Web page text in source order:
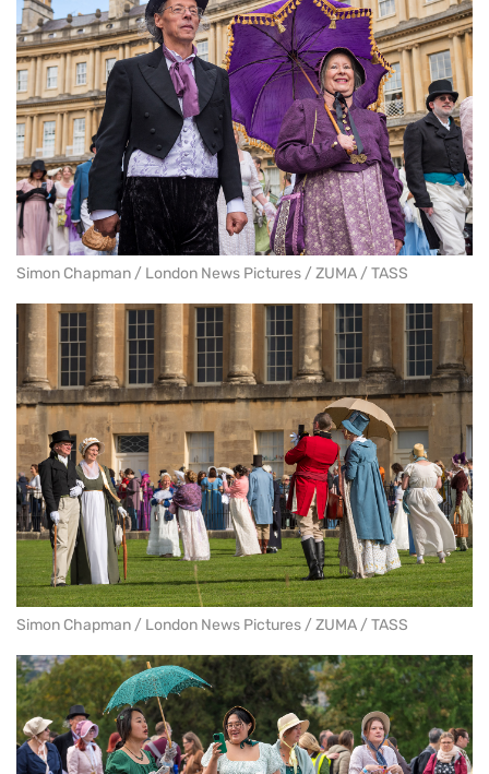
Simon Chapman / London News Pictures / ZUMA / TASS
Simon Chapman / London News Pictures / ZUMA / TASS